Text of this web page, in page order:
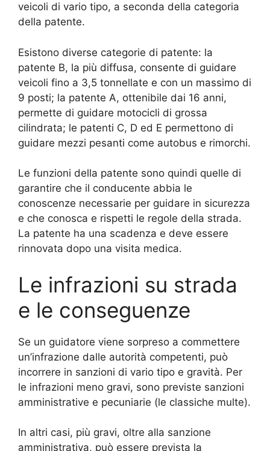
veicoli di vario tipo, a seconda della categoria
della patente.
Esistono diverse categorie di patente: la
patente B, la più diffusa, consente di guidare
veicoli fino a 3,5 tonnellate e con un massimo di
9 posti; la patente A, ottenibile dai 16 anni,
permette di guidare motocicli di grossa
cilindrata; le patenti C, D ed E permettono di
guidare mezzi pesanti come autobus e rimorchi.
Le funzioni della patente sono quindi quelle di
garantire che il conducente abbia le
conoscenze necessarie per guidare in sicurezza
e che conosca e rispetti le regole della strada.
La patente ha una scadenza e deve essere
rinnovata dopo una visita medica.
Le infrazioni su strada
e le conseguenze
Se un guidatore viene sorpreso a commettere
un’infrazione dalle autorità competenti, può
incorrere in sanzioni di vario tipo e gravità. Per
le infrazioni meno gravi, sono previste sanzioni
amministrative e pecuniarie (le classiche multe).
In altri casi, più gravi, oltre alla sanzione
amministrativa, può essere prevista la